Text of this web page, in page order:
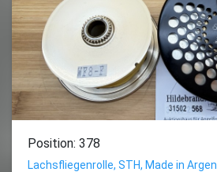
Position: 378
Lachsfliegenrolle, STH, Made in